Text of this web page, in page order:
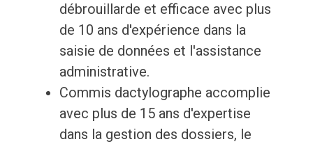
débrouillarde et efficace avec plus
de 10 ans d'expérience dans la
saisie de données et l'assistance
administrative.
Commis dactylographe accomplie
avec plus de 15 ans d'expertise
dans la gestion des dossiers, le